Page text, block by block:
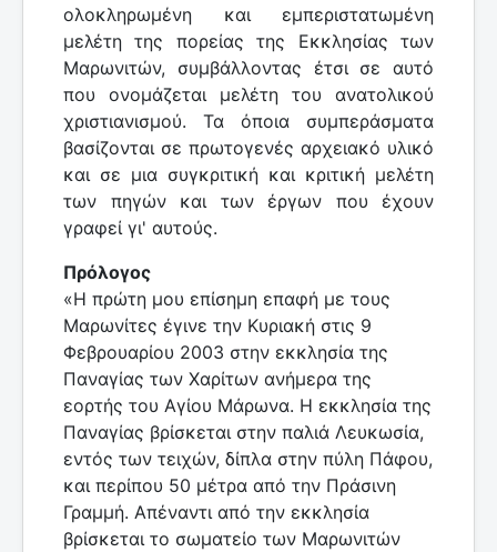
ολοκληρωμένη και εμπεριστατωμένη
μελέτη της πορείας της Εκκλησίας των
Μαρωνιτών, συμβάλλοντας έτσι σε αυτό
που ονομάζεται μελέτη του ανατολικού
χριστιανισμού. Τα όποια συμπεράσματα
βασίζονται σε πρωτογενές αρχειακό υλικό
και σε μια συγκριτική και κριτική μελέτη
των πηγών και των έργων που έχουν
γραφεί γι' αυτούς.
Πρόλογος
«Η πρώτη μου επίσημη επαφή με τους
Μαρωνίτες έγινε την Κυριακή στις 9
Φεβρουαρίου 2003 στην εκκλησία της
Παναγίας των Χαρίτων ανήμερα της
εορτής του Αγίου Μάρωνα. Η εκκλησία της
Παναγίας βρίσκεται στην παλιά Λευκωσία,
εντός των τειχών, δίπλα στην πύλη Πάφου,
και περίπου 50 μέτρα από την Πράσινη
Γραμμή. Απέναντι από την εκκλησία
βρίσκεται το σωματείο των Μαρωνιτών